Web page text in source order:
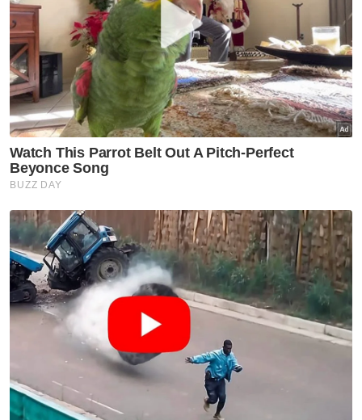
Beliau berkata, eksport utama Malaysia ke
negara itu ialah minyak sawit, jentera dan
produk elektrik manakala importnya dari
Pakistan ialah beras, sayur-sayuran, tekstil
serta kulit.
Syed Ahsan berkata, kedua-dua negara telah
memeterai perjanjian perdagangan bebas
iaitu Perjanjian Perkongsian Ekonomi Rapat
Malaysia-Pakistan (MPCEPA) yang